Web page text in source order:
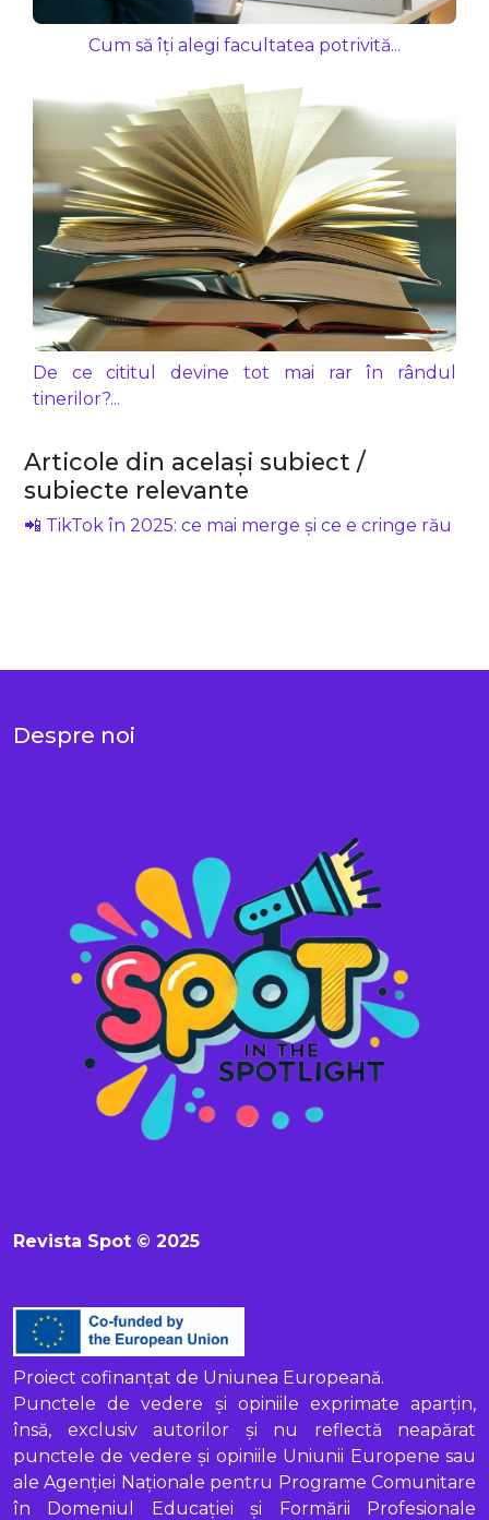
Cum să îți alegi facultatea potrivită...
De ce cititul devine tot mai rar în rândul
tinerilor?...
Articole din același subiect /
subiecte relevante
📲 TikTok în 2025: ce mai merge și ce e cringe rău
Despre noi
Revista Spot © 2025
Proiect cofinanțat de Uniunea Europeană.
Punctele de vedere și opiniile exprimate aparțin,
însă, exclusiv autorilor și nu reflectă neapărat
punctele de vedere și opiniile Uniunii Europene sau
ale Agenției Naționale pentru Programe Comunitare
în Domeniul Educației și Formării Profesionale